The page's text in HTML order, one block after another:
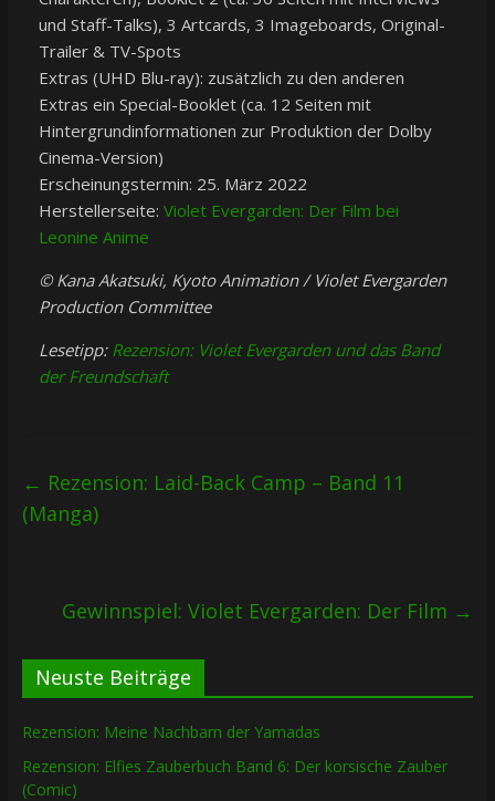
und Staff-Talks), 3 Artcards, 3 Imageboards, Original-
Trailer & TV-Spots
Extras (UHD Blu-ray): zusätzlich zu den anderen
Extras ein Special-Booklet (ca. 12 Seiten mit
Hintergrundinformationen zur Produktion der Dolby
Cinema-Version)
Erscheinungstermin: 25. März 2022
Herstellerseite: Violet Evergarden: Der Film bei
Leonine Anime
© Kana Akatsuki, Kyoto Animation / Violet Evergarden
Production Committee
Lesetipp: Rezension: Violet Evergarden und das Band
der Freundschaft
← Rezension: Laid-Back Camp – Band 11
(Manga)
Gewinnspiel: Violet Evergarden: Der Film →
Neuste Beiträge
Rezension: Meine Nachbarn der Yamadas
Rezension: Elfies Zauberbuch Band 6: Der korsische Zauber
(Comic)